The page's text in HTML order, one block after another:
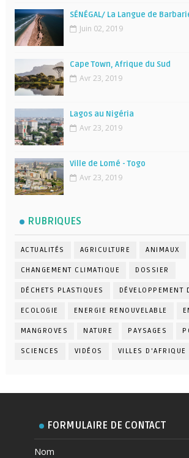
SÉNÉGAL/ La Langue de
Juin 02, 2019
Cape Town, Afrique du Sud
Avr 23, 2019
Lagos au Nigéria
Avr 23, 2019
Ville de Lomé - Togo
Avr 23, 2019
RUBRIQUES
ACTUALITÉS AGRICULTURE ANIMAUX
CHANGEMENT CLIMATIQUE DOSSIER
DÉCHETS PLASTIQUES DÉVELOPPEMENT
ECOLOGIE ENERGIE RENOUVELABLE
MANGROVES NATURE PAYSAGES
SCIENCES VIDÉOS VILLES D'AFRIQUE
FORMULAIRE DE CONTACT
Nom